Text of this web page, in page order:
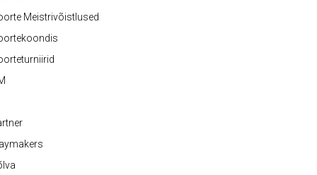
Meistrivõistlused